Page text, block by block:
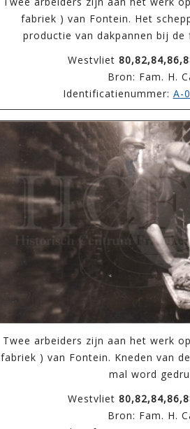
fabriek ) van Fontein. Het
productie van dakpannen bij de
Westvliet
Bron: Fam. H.
Identificatienummer: A-
Twee arbeiders zijn aan het werk
fabriek ) van Fontein. Kneden van
mal word
Westvliet
Bron: Fam. H.